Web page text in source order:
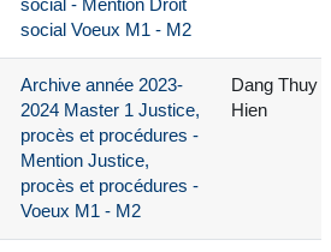
social - Mention Droit
social Voeux M1 - M2
Archive année 2023-
2024 Master 1 Justice,
procès et procédures -
Mention Justice,
procès et procédures -
Voeux M1 - M2
Dang Thuy
Hien